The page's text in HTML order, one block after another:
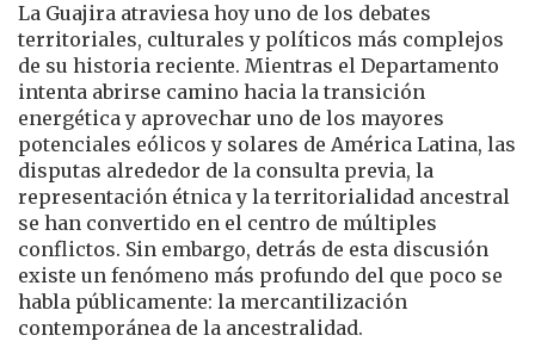
La Guajira atraviesa hoy uno de los debates
territoriales, culturales y políticos más complejos
de su historia reciente. Mientras el Departamento
intenta abrirse camino hacia la transición
energética y aprovechar uno de los mayores
potenciales eólicos y solares de América Latina, las
disputas alrededor de la consulta previa, la
representación étnica y la territorialidad ancestral
se han convertido en el centro de múltiples
conflictos. Sin embargo, detrás de esta discusión
existe un fenómeno más profundo del que poco se
habla públicamente: la mercantilización
contemporánea de la ancestralidad.